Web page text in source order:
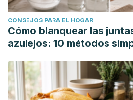
CONSEJOS PARA EL HOGAR
Cómo blanquear las
azulejos: 10 métodos